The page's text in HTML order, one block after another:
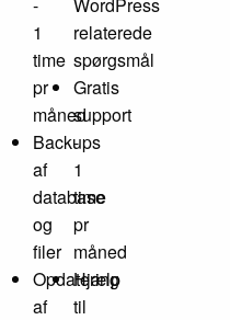
1
time
pr
måned
Backups
af
database
og
filer
Opdatering
af
relaterede
spørgsmål
Gratis
support
-
1
time
pr
måned
Hjælp
til